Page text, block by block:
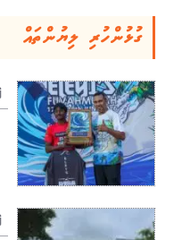
ގުޅުންހުރި ލިޔުންތައް